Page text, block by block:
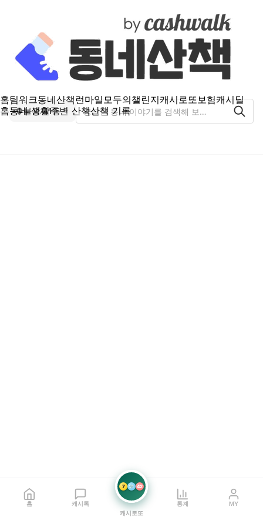
홈팀워크동네산책런마일모두의챌린지캐시로또보험캐시딜
홈동네 생활주변 산책산책 기록
불광제1동
홈 캐시톡
7 21 42
캐시로또
통계 MY